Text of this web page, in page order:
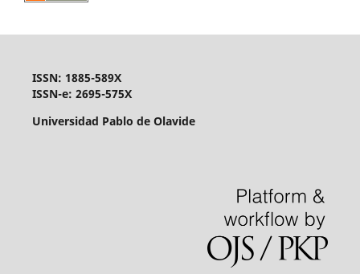
ISSN: 1885-589X
ISSN-e: 2695-575X
Universidad Pablo de Olavide